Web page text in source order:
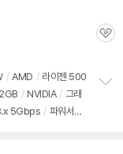
관
/ AMD / 라이젠 500
/ NVIDIA / 그래
5Gbps / 파워서플